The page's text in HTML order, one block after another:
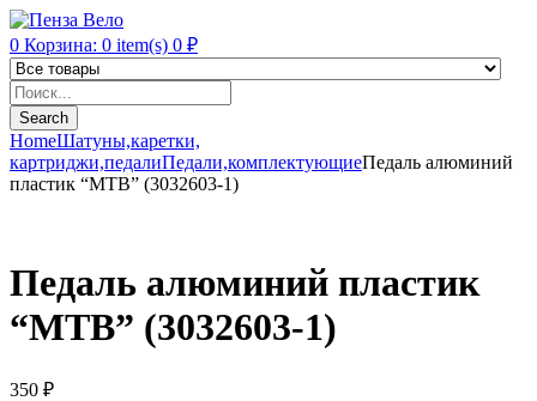
0 Корзина: 0 item(s) 0 ₽
Products
search
Search
HomeШатуны,каретки,
картриджи,педалиПедали,комплектующиеПедаль алюминий
пластик “MTB” (3032603-1)
Педаль алюминий пластик
“MTB” (3032603-1)
350 ₽